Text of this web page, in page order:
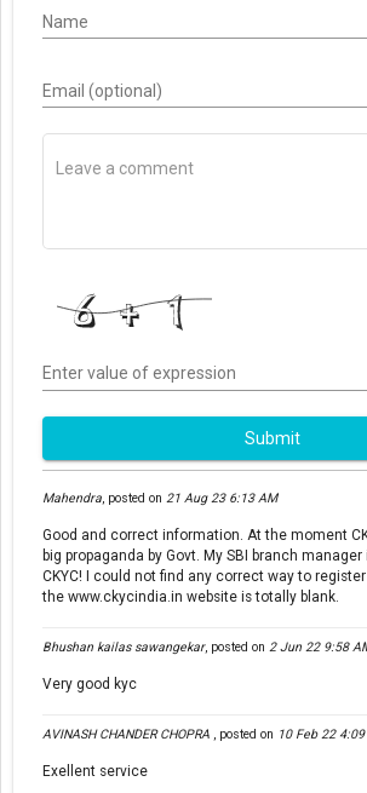
Name
Email (optional)
Enter value of expression
Submit
Mahendra, posted on 21 Aug 23 6:13 AM
Good and correct information. At the moment
big propaganda by Govt. My SBI branch
CKYC! I could not find any correct way to
the www.ckycindia.in website is totally blank.
Bhushan kailas sawangekar, posted on 2 Jun 22 9:58
Very good kyc
AVINASH CHANDER CHOPRA , posted on 10 Feb 22
Exellent service